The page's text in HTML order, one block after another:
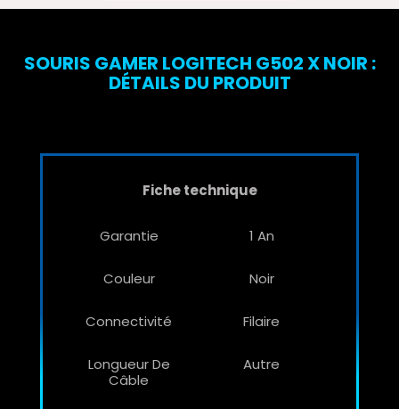
SOURIS GAMER LOGITECH G502 X NOIR :
DÉTAILS DU PRODUIT
Fiche technique
Garantie 1 An
Couleur Noir
Connectivité Filaire
Longueur De
Câble
Autre